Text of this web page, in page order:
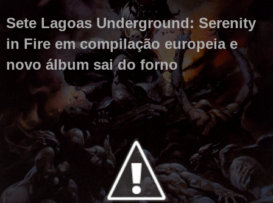
Sete Lagoas Underground: Serenity
in Fire em compilação europeia e
novo álbum sai do forno